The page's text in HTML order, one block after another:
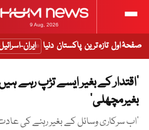
9 Aug, 2026
صفحۂ اول تازہ ترین پاکستان دنیا ایران-
’اقتدار کے بغیر ایسے تڑپ رہے
بغیرمچھلی‘
’اب سرکاری وسائل کے بغیر رہنے کی